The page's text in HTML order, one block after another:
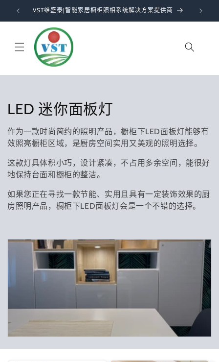
跳到内
容
VST维盛泰|智能家居橱柜照相系统解决方案提供商
收
藏
:
LED 迷你面板灯
作为一款时尚简约的照明产品，橱柜下LED面板灯能够有
效照亮橱柜区域，是厨房空间实用又美观的照明选择。
这款灯具体积小巧，设计紧凑，不占用多余空间，能很好
地保持台面和橱柜的整洁。
如果您正在寻找一款节能、实用且具有一定装饰效果的厨
房照明产品，橱柜下LED面板灯会是一个不错的选择。